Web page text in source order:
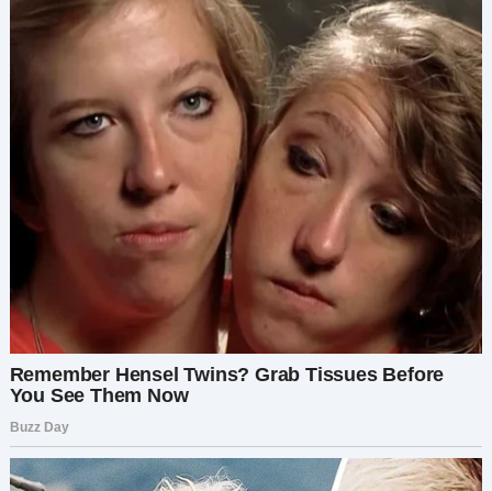
Он подошёл к своему столу — тому самому, что
подарила ему Мариам на десятую годовщину.
Прикоснулся к её фото:
— Помоги найти слова, любимая. Помоги
вернуть их. Мы ведь так гордились ими. Где же
мы их потеряли?
Пять листов бумаги. Пять конвертов. Пять
последних шансов.
Он дрожащей рукой начал писать:
Время движется странно, когда